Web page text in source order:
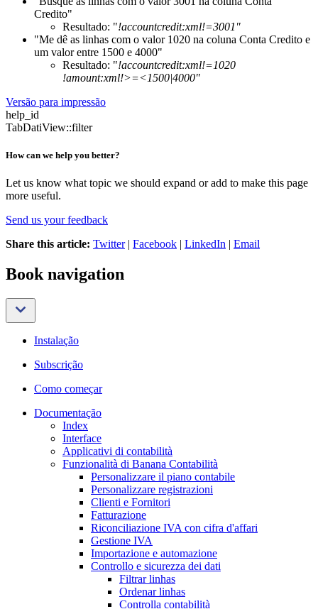
Credito"
Resultado: "!accountcredit:xml!=3001"
"Me dê as linhas com o valor 1020 na coluna Conta Credito e
um valor entre 1500 e 4000"
Resultado: "!accountcredit:xml!=1020
!amount:xml!>=<1500|4000"
Versão para impressão
help_id
TabDatiView::filter
How can we help you better?
Let us know what topic we should expand or add to make this page
more useful.
Send us your feedback
Share this article: Twitter| Facebook | LinkedIn | Email
Book navigation
Instalação
Subscrição
Como começar
Documentação
Index
Interface
Applicativi di contabilità
Funzionalità di Banana Contabilità
Personalizzare il piano contabile
Personalizzare registrazioni
Clienti e Fornitori
Fatturazione
Riconciliazione IVA con cifra d'affari
Gestione IVA
Importazione e automazione
Controllo e sicurezza dei dati
Filtrar linhas
Ordenar linhas
Controlla contabilità